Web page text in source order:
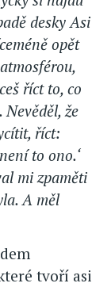
desky Asi
opět
říct to, co
že
říct:
to ono.‘
mi zpaměti
A měl
tvoří asi